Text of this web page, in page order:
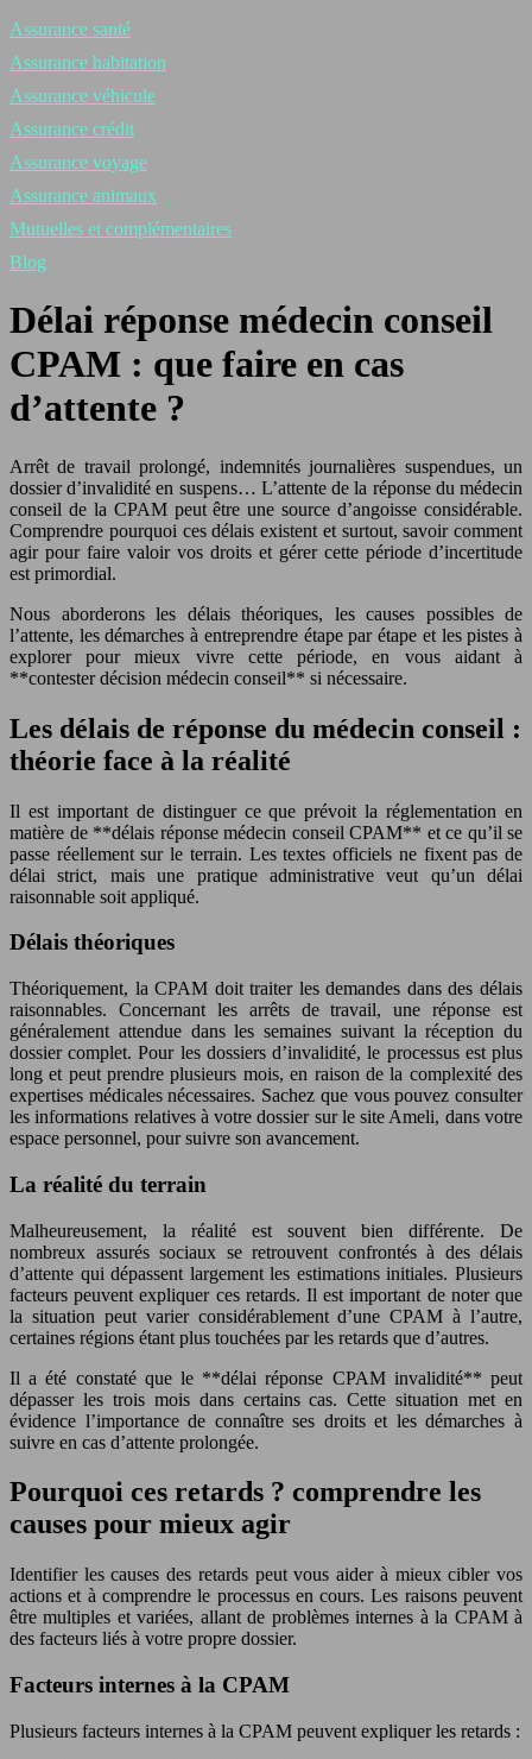
Assurance santé
Assurance habitation
Assurance véhicule
Assurance crédit
Assurance voyage
Assurance animaux
Mutuelles et complémentaires
Blog
Délai réponse médecin conseil
CPAM : que faire en cas
d’attente ?
Arrêt de travail prolongé, indemnités journalières suspendues, un
dossier d’invalidité en suspens… L’attente de la réponse du médecin
conseil de la CPAM peut être une source d’angoisse considérable.
Comprendre pourquoi ces délais existent et surtout, savoir comment
agir pour faire valoir vos droits et gérer cette période d’incertitude
est primordial.
Nous aborderons les délais théoriques, les causes possibles de
l’attente, les démarches à entreprendre étape par étape et les pistes à
explorer pour mieux vivre cette période, en vous aidant à
**contester décision médecin conseil** si nécessaire.
Les délais de réponse du médecin conseil :
théorie face à la réalité
Il est important de distinguer ce que prévoit la réglementation en
matière de **délais réponse médecin conseil CPAM** et ce qu’il se
passe réellement sur le terrain. Les textes officiels ne fixent pas de
délai strict, mais une pratique administrative veut qu’un délai
raisonnable soit appliqué.
Délais théoriques
Théoriquement, la CPAM doit traiter les demandes dans des délais
raisonnables. Concernant les arrêts de travail, une réponse est
généralement attendue dans les semaines suivant la réception du
dossier complet. Pour les dossiers d’invalidité, le processus est plus
long et peut prendre plusieurs mois, en raison de la complexité des
expertises médicales nécessaires. Sachez que vous pouvez consulter
les informations relatives à votre dossier sur le site Ameli, dans votre
espace personnel, pour suivre son avancement.
La réalité du terrain
Malheureusement, la réalité est souvent bien différente. De
nombreux assurés sociaux se retrouvent confrontés à des délais
d’attente qui dépassent largement les estimations initiales. Plusieurs
facteurs peuvent expliquer ces retards. Il est important de noter que
la situation peut varier considérablement d’une CPAM à l’autre,
certaines régions étant plus touchées par les retards que d’autres.
Il a été constaté que le **délai réponse CPAM invalidité** peut
dépasser les trois mois dans certains cas. Cette situation met en
évidence l’importance de connaître ses droits et les démarches à
suivre en cas d’attente prolongée.
Pourquoi ces retards ? comprendre les
causes pour mieux agir
Identifier les causes des retards peut vous aider à mieux cibler vos
actions et à comprendre le processus en cours. Les raisons peuvent
être multiples et variées, allant de problèmes internes à la CPAM à
des facteurs liés à votre propre dossier.
Facteurs internes à la CPAM
Plusieurs facteurs internes à la CPAM peuvent expliquer les retards :